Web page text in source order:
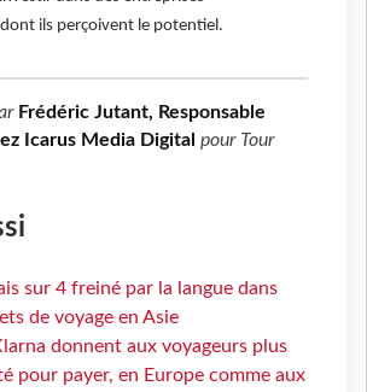
ils perçoivent le potentiel.
Frédéric Jutant, Responsable
Icarus Media Digital pour Tour
sur 4 freiné par la langue dans
de voyage en Asie
donnent aux voyageurs plus
pour payer, en Europe comme aux